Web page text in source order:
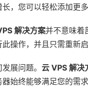
，您可以轻松添加更多
解决方案并不意味着
操作，并且只需重新启
展问题。 云 VPS 解决
始终能够满足您的需求